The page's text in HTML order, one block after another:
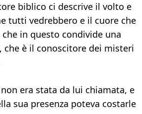
biblico ci descrive il volto e
tutti vedrebbero e il cuore che
che in questo condivide una
che è il conoscitore dei misteri
era stata da lui chiamata, e
sua presenza poteva costarle